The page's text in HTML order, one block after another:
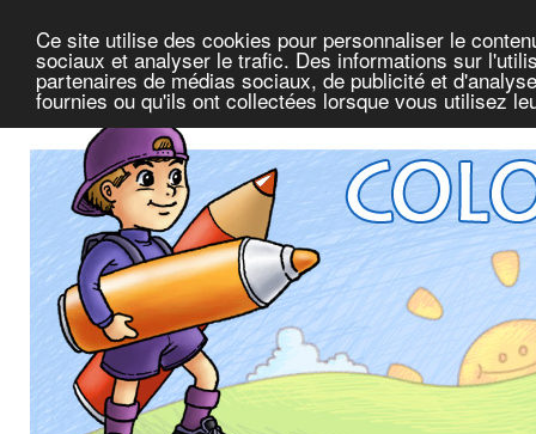
Ce site utilise des cookies pour personnaliser le
sociaux et analyser le trafic. Des informations sur
partenaires de médias sociaux, de publicité et
fournies ou qu'ils ont collectées lorsque vous utilisez